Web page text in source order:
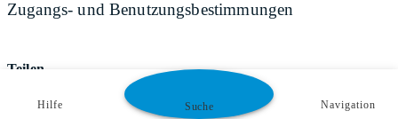
Zugangs- und Benutzungsbestimmungen
Teilen
Hilfe Suche Navigation